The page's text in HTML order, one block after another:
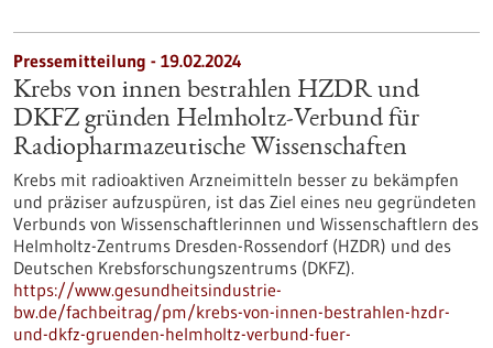
Pressemitteilung - 19.02.2024
Krebs von innen bestrahlen HZDR und
DKFZ gründen Helmholtz-Verbund für
Radiopharmazeutische Wissenschaften
Krebs mit radioaktiven Arzneimitteln besser zu bekämpfen
und präziser aufzuspüren, ist das Ziel eines neu gegründeten
Verbunds von Wissenschaftlerinnen und Wissenschaftlern des
Helmholtz-Zentrums Dresden-Rossendorf (HZDR) und des
Deutschen Krebsforschungszentrums (DKFZ).
https://www.gesundheitsindustrie-
bw.de/fachbeitrag/pm/krebs-von-innen-bestrahlen-hzdr-
und-dkfz-gruenden-helmholtz-verbund-fuer-